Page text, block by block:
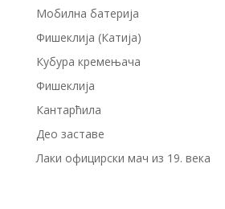
Мобилна батерија
Фишеклија (Катија)
Кубура кремењача
Фишеклија
Кантарћила
Део заставе
Лаки официрски мач из 19. века